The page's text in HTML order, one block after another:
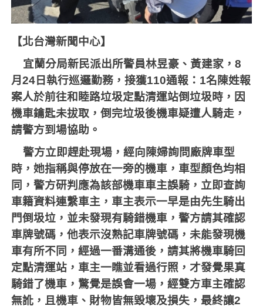
【北台灣新聞中心】
宜蘭分局新民派出所警員林昱豪、黃建家，8
月24 日執行巡邏勤務，接獲110通報： 1名陳姓報
案人於前往和睦路垃圾定點清運站倒垃圾時，因
機車鑰匙未拔取，倒完垃圾後機車疑遭人騎走，
請警方到場協助。
警方立即趕赴現場，經向陳婦詢問廠牌車型
時，她指稱與停放在一旁的機車，車型顏色均相
同，警方研判應為該部機車車主誤騎，立即查詢
車籍資料連繫車主，車主表示一早是由先生騎出
門倒圾垃，並未發現有騎錯機車，警方請其確認
車牌號碼，他表示沒熟記車牌號碼，未能發現機
車有所不同，經過一番溝通後，請其將機車騎回
定點清運站，車主一瞧並看過行照，才發覺果真
騎錯了機車，驚覺是誤會一場，經雙方車主確認
無訛，且機車、財物皆無毀壞及損失，最終讓2